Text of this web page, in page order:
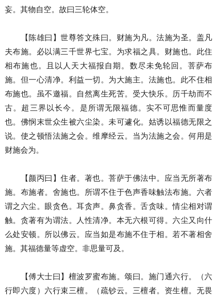
妄。其物自空。故曰三轮体空。
【陈雄曰】世尊答文殊曰。财施为凡。法施为圣。盖凡
夫布施。必以满三千世界七宝。为求福之具。财施也。此住
相布施也。且以人天大福报自期。数尽未免轮回。菩萨布
施。但一心清净。利益一切。为大施主。法施也。此不住相
布施也。虽不邀福。自然离生死苦。受大快乐。历千劫而不
古。超三界以长今。是所谓无限福德。实不可思惟而量度
也。佛悯末世众生被六尘染。未可遽化。姑诱以福德无限之
说。使之顿悟法施之会。维摩经云。当为法施之会。何用是
财施会为。
【颜丙曰】住者。著也。菩萨于佛法中。应当无所著布
施。布施者。舍施也。所谓不住于色声香味触法布施。六者
谓之六尘。眼贪色。耳贪声。鼻贪香。舌贪味。情尘相对谓
触。贪著有为谓法。人性清净。本无六根可得。六尘又向什
么处安顿。所以佛云。应当如是布施不住于相。若不著相舍
施。其福德量等虚空。非思量可及。
【傅大士曰】檀波罗蜜布施。颂曰。施门通六行。（六
行即六度）六行束三檀。（疏钞云。三檀者。资生檀。无畏